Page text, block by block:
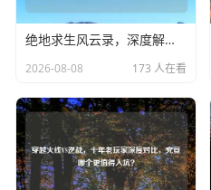
绝地求生风云录，深度解读PUBG战绩面板背后的数据美学与战术哲学
2026-08-08 173 人在看